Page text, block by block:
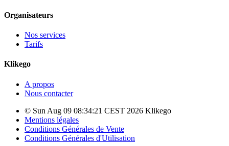
Organisateurs
Nos services
Tarifs
Klikego
A propos
Nous contacter
© Sun Aug 09 08:34:21 CEST 2026 Klikego
Mentions légales
Conditions Générales de Vente
Conditions Générales d'Utilisation